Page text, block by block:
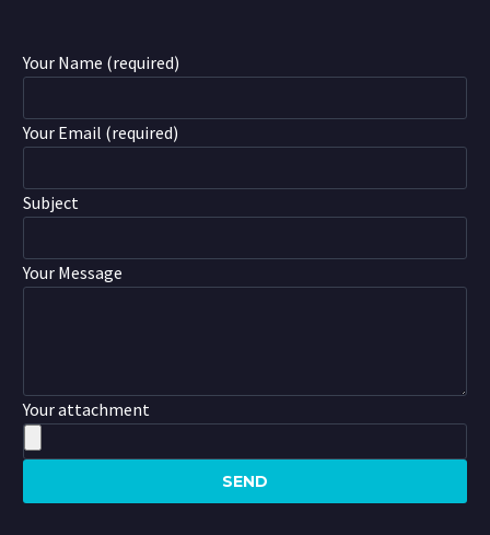
Your Name (required)
Your Email (required)
Subject
Your Message
Your attachment